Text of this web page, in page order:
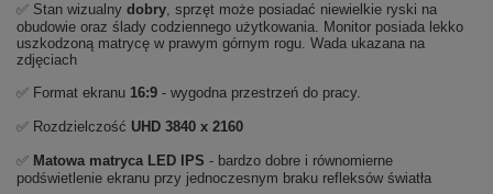
✅ Stan wizualny dobry, sprzęt może posiadać niewielkie ryski na
obudowie oraz ślady codziennego użytkowania. Monitor posiada lekko
uszkodzoną matrycę w prawym górnym rogu. Wada ukazana na
zdjęciach
✅ Format ekranu 16:9 - wygodna przestrzeń do pracy.
✅ Rozdzielczość UHD 3840 x 2160
✅ Matowa matryca LED IPS - bardzo dobre i równomierne
podświetlenie ekranu przy jednoczesnym braku refleksów światła